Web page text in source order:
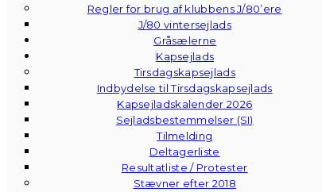
Regler for brug af klubbens J/80’ere
J/80 vintersejlads
Gråsælerne
Kapsejlads
Tirsdagskapsejlads
Indbydelse til Tirsdagskapsejlads
Kapsejladskalender 2026
Sejladsbestemmelser (SI)
Tilmelding
Deltagerliste
Resultatliste / Protester
Stævner efter 2018